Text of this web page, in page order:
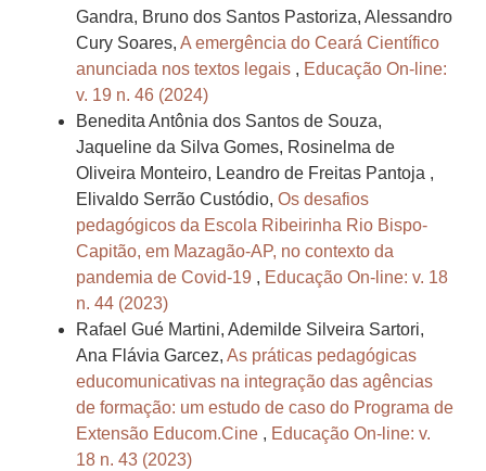
Gandra, Bruno dos Santos Pastoriza, Alessandro
Cury Soares, A emergência do Ceará Científico
anunciada nos textos legais , Educação On-line:
v. 19 n. 46 (2024)
Benedita Antônia dos Santos de Souza,
Jaqueline da Silva Gomes, Rosinelma de
Oliveira Monteiro, Leandro de Freitas Pantoja ,
Elivaldo Serrão Custódio, Os desafios
pedagógicos da Escola Ribeirinha Rio Bispo-
Capitão, em Mazagão-AP, no contexto da
pandemia de Covid-19 , Educação On-line: v. 18
n. 44 (2023)
Rafael Gué Martini, Ademilde Silveira Sartori,
Ana Flávia Garcez, As práticas pedagógicas
educomunicativas na integração das agências
de formação: um estudo de caso do Programa de
Extensão Educom.Cine , Educação On-line: v.
18 n. 43 (2023)